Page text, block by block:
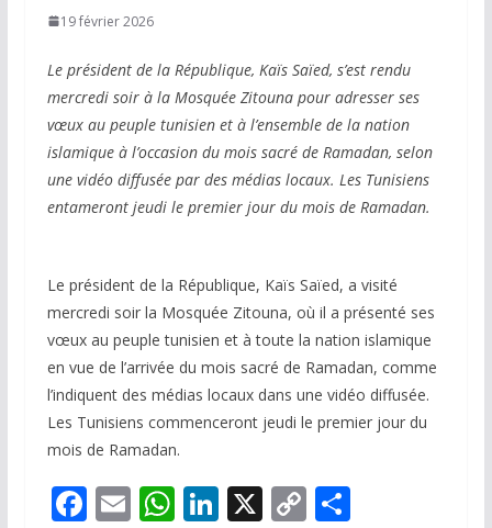
19 février 2026
Le président de la République, Kaïs Saïed, s’est rendu
mercredi soir à la Mosquée Zitouna pour adresser ses
vœux au peuple tunisien et à l’ensemble de la nation
islamique à l’occasion du mois sacré de Ramadan, selon
une vidéo diffusée par des médias locaux. Les Tunisiens
entameront jeudi le premier jour du mois de Ramadan.
Le président de la République, Kaïs Saïed, a visité
mercredi soir la Mosquée Zitouna, où il a présenté ses
vœux au peuple tunisien et à toute la nation islamique
en vue de l’arrivée du mois sacré de Ramadan, comme
l’indiquent des médias locaux dans une vidéo diffusée.
Les Tunisiens commenceront jeudi le premier jour du
mois de Ramadan.
F E W Li X C P